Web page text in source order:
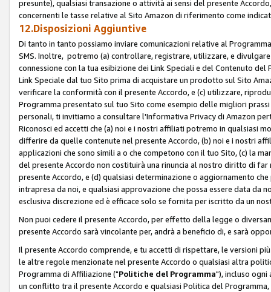
presunte), qualsiasi transazione o attività ai sensi del presente
concernenti le tasse relative al Sito Amazon di riferimento come
12.Disposizioni Aggiuntive
Di tanto in tanto possiamo inviare comunicazioni relative al
SMS. Inoltre, potremo (a) controllare, registrare, utilizzare, e
connessione con la tua esibizione dei Link Speciali e del Contenuto
Link Speciale dal tuo Sito prima di acquistare un prodotto sul Sito
verificare la conformità con il presente Accordo, e (c) utilizzare,
Programma presentato sul tuo Sito come esempio delle migliori
personali, ti invitiamo a consultare l'Informativa Privacy di Amazon
Riconosci ed accetti che (a) noi e i nostri affiliati potremo in qualsiasi
differire da quelle contenute nel presente Accordo, (b) noi e i nostri
applicazioni che sono simili a o che competono con il tuo Sito, (c) la
del presente Accordo non costituirà una rinuncia al nostro diritto di
presente Accordo, e (d) qualsiasi determinazione o aggiornamento
intrapresa da noi, e qualsiasi approvazione che possa essere data
esclusiva discrezione ed è efficace solo se fornita per iscritto da un
Non puoi cedere il presente Accordo, per effetto della legge o
presente Accordo sarà vincolante per, andrà a beneficio di, e sarà
Il presente Accordo comprende, e tu accetti di rispettare, le versioni
le altre regole menzionate nel presente Accordo o qualsiasi altra
Programma di Affiliazione ("Politiche del Programma"), incluso
un conflitto tra il presente Accordo e qualsiasi Politica del